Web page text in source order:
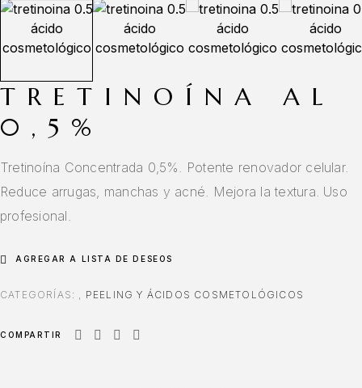
TRETINOÍNA AL
0,5%
Tretinoína Concentrada 0,5%. Potente renovador celular.
Reduce arrugas, manchas y acné. Mejora la textura. Uso
profesional.
AGREGAR A LISTA DE DESEOS
CATEGORÍAS: PEELING Y ÁCIDOS COSMETOLÓGICOS
COMPARTIR